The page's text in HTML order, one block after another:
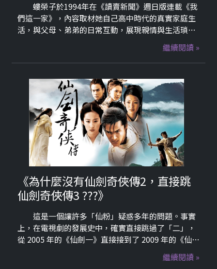
螻榮子於1994年在《讀賣新聞》週日版連載《我
們這一家》，內容取材她自己高中時代的真實家庭生
活，與父母、弟弟的日常互動，展現親情與生活瑣
事。其中靈魂人物「花媽」的秘辛挖給你：花媽的
「本名」：在動畫中，大家幾乎都只叫她「花媽
（Mother）」。
繼續閱讀 »
《為什麼沒有仙劍奇俠傳2，直接跳
仙劍奇俠傳3 ???》
這是一個讓許多「仙粉」疑惑多年的問題。事實
上，在電視劇的發展史中，確實直接跳過了「二」，
從 2005 年的《仙劍一》直接接到了 2009 年的《仙劍
三》。主要原因可以歸納為以下幾點，：1. 遊戲劇情
的評價兩極：《仙劍二》在遊戲原作中的口碑較差。
繼續閱讀 »